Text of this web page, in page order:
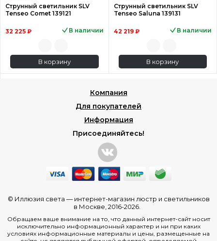
Струнный светильник SLV
Tenseo Comet 139121
32 225 ₽ В наличии
В корзину
Струнный светильник SLV
Tenseo Saluna 139131
42 219 ₽ В наличии
В корзину
Компания
Для покупателей
Информация
Присоединяйтесь!
© Иллюзия света — интернет-магазин люстр и светильников
в Москве , 2016-2026.
Обращаем ваше внимание на то, что данный интернет-сайт носит
исключительно информационный характер и ни при каких
условиях информационные материалы и цены, размещенные на